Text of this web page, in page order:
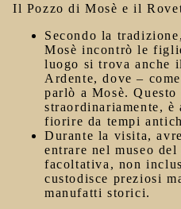
Il Pozzo di Mosè e il
Secondo la
Mosè incontrò le
luogo si trova anche
Ardente, dove –
parlò a Mosè. Questo
straordinariamente, è
fiorire da tempi
Durante la visita,
entrare nelmuseo del
facoltativa, non
custodisce preziosi
manufatti storici.